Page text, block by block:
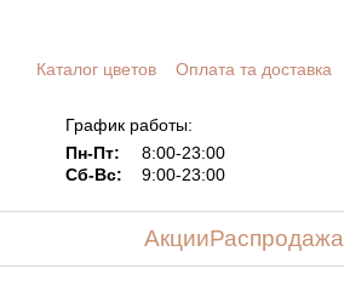
Каталог цветов Оплата та доставка
График работы:
Пн-Пт:
8:00-23:00
Сб-Вс:
9:00-23:00
АкцииРаспродажа